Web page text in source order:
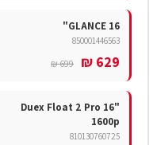
GLANCE 16"
850001446563
629 ₪
699 ₪
Duex Float 2 Pro 16"
1600p
810130760725